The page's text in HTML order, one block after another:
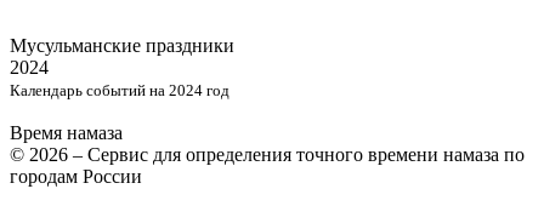
Мусульманские праздники
2024
Календарь событий на 2024 год
Время намаза
© 2026 – Сервис для определения точного времени намаза по
городам России